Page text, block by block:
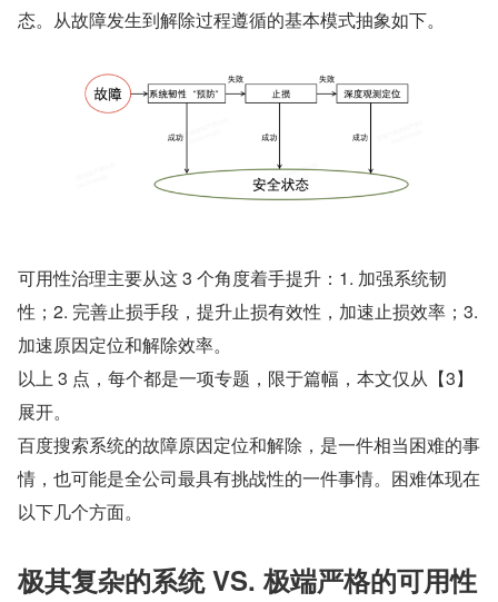
态。从故障发生到解除过程遵循的基本模式抽象如下。
可用性治理主要从这 3 个角度着手提升：1. 加强系统韧
性；2. 完善止损手段，提升止损有效性，加速止损效率；3.
加速原因定位和解除效率。
以上 3 点，每个都是一项专题，限于篇幅，本文仅从【3】
展开。
百度搜索系统的故障原因定位和解除，是一件相当困难的事
情，也可能是全公司最具有挑战性的一件事情。困难体现在
以下几个方面。
极其复杂的系统 VS. 极端严格的可用性